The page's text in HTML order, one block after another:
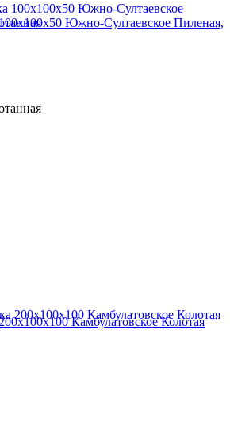
Южно-Султаевское Пиленая,
Камбулатовское Колотая